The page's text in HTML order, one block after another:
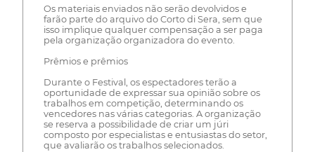
Os materiais enviados não serão devolvidos e
farão parte do arquivo do Corto di Sera, sem que
isso implique qualquer compensação a ser paga
pela organização organizadora do evento.
Prêmios e prêmios
Durante o Festival, os espectadores terão a
oportunidade de expressar sua opinião sobre os
trabalhos em competição, determinando os
vencedores nas várias categorias. A organização
se reserva a possibilidade de criar um júri
composto por especialistas e entusiastas do setor,
que avaliarão os trabalhos selecionados.